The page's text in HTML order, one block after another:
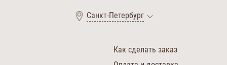
Санкт-Петербург
Как сделать заказ